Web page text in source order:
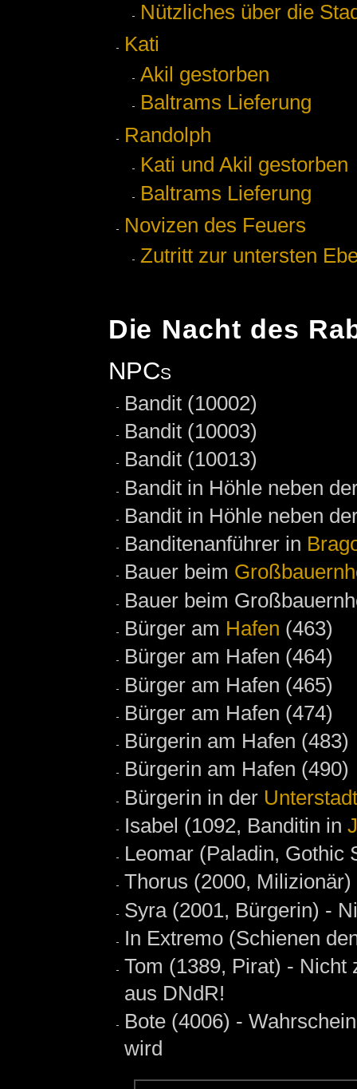
Nützliches über die
Kati
Akil gestorben
Baltrams Lieferung
Randolph
Kati und Akil gestorben
Baltrams Lieferung
Novizen des Feuers
Zutritt zur untersten
Die Nacht des
NPCs
Bandit (10002)
Bandit (10003)
Bandit (10013)
Bandit in Höhle neben
Bandit in Höhle neben
Banditenanführer in
Bauer beim
Bauer beim
Bürger am Hafen (463)
Bürger am Hafen (464)
Bürger am Hafen (465)
Bürger am Hafen (474)
Bürgerin am Hafen (483)
Bürgerin am Hafen (490)
Bürgerin in der Unterstadt
Isabel (1092, Banditin in
Leomar (Paladin, Gothic
Thorus (2000, Milizionär)
Syra (2001, Bürgerin) -
In Extremo (Schienen
Tom (1389, Pirat) -
aus DNdR!
Bote (4006) -
wird